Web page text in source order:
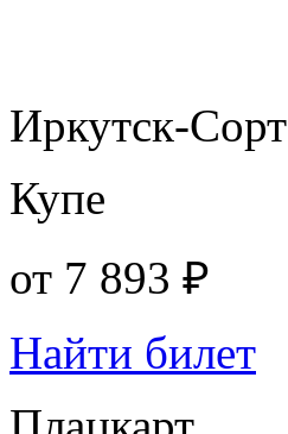
Иркутск-Сорт
Купе
от 7 893 ₽
Найти билет